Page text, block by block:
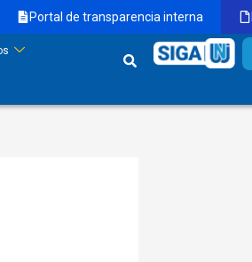
Portal de transparencia interna